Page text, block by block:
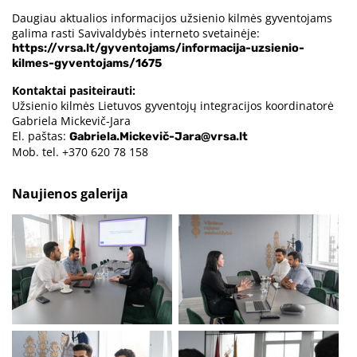
Daugiau aktualios informacijos užsienio kilmės gyventojams
galima rasti Savivaldybės interneto svetainėje:
https://vrsa.lt/gyventojams/informacija-uzsienio-
kilmes-gyventojams/1675
Kontaktai pasiteirauti:
Užsienio kilmės Lietuvos gyventojų integracijos koordinatorė
Gabriela Mickevič-Jara
El. paštas: Gabriela.Mickevič-Jara@vrsa.lt
Mob. tel. +370 620 78 158
Naujienos galerija